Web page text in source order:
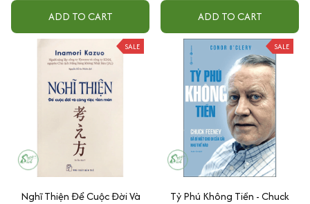
ADD TO CART ADD TO CART
SALE
Nghĩ Thiện Để Cuộc Đời Và
SALE
Tỷ Phú Không Tiền - Chuck